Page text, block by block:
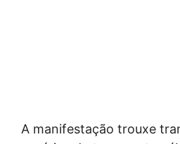
A manifestação trouxe